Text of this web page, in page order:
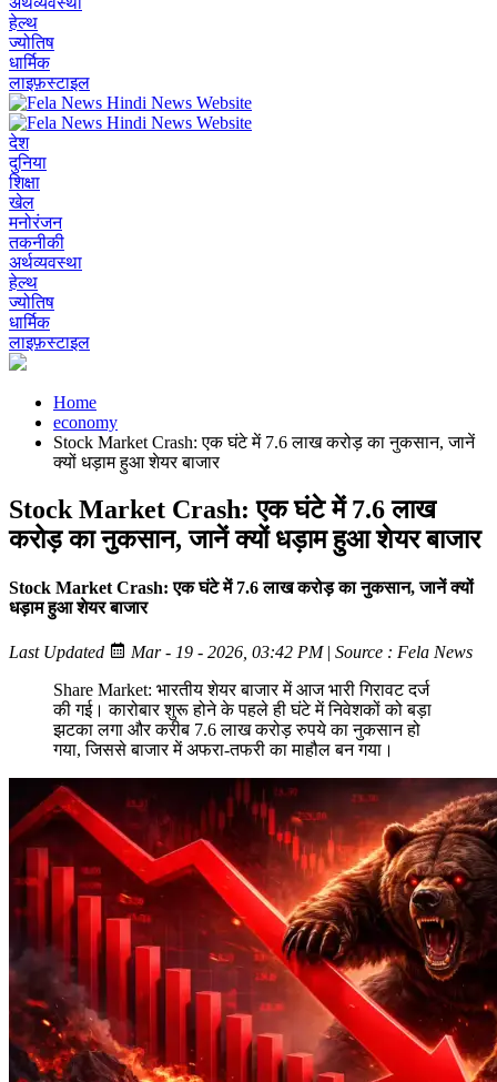
हेल्थ
ज्योतिष
धार्मिक
लाइफ़स्टाइल
देश
दुनिया
शिक्षा
खेल
मनोरंजन
तकनीकी
अर्थव्यवस्था
हेल्थ
ज्योतिष
धार्मिक
लाइफ़स्टाइल
Home
economy
Stock Market Crash: एक घंटे में 7.6 लाख करोड़ का नुकसान, जानें
क्यों धड़ाम हुआ शेयर बाजार
Stock Market Crash: एक घंटे में 7.6 लाख
करोड़ का नुकसान, जानें क्यों धड़ाम हुआ शेयर बाजार
Stock Market Crash: एक घंटे में 7.6 लाख करोड़ का नुकसान, जानें क्यों
धड़ाम हुआ शेयर बाजार
Last Updated Mar - 19 - 2026, 03:42 PM| Source : Fela News
Share Market: भारतीय शेयर बाजार में आज भारी गिरावट दर्ज
की गई। कारोबार शुरू होने के पहले ही घंटे में निवेशकों को बड़ा
झटका लगा और करीब 7.6 लाख करोड़ रुपये का नुकसान हो
गया, जिससे बाजार में अफरा-तफरी का माहौल बन गया।